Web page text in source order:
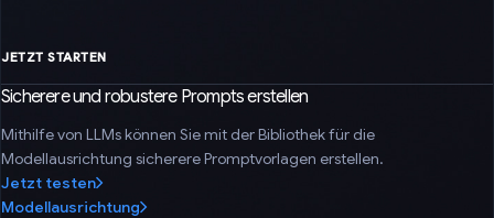
JETZT STARTEN
Sicherere und robustere Prompts erstellen
Mithilfe von LLMs können Sie mit der Bibliothek für die
Modellausrichtung sicherere Promptvorlagen erstellen.
Jetzt testen
Modellausrichtung